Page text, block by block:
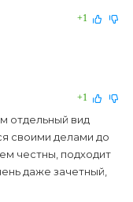
+1
+1
отдельный вид
своими делами до
честны, подходит
даже зачетный,